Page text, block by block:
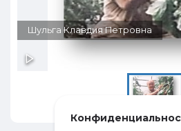
Шульга Клавдия Петровна